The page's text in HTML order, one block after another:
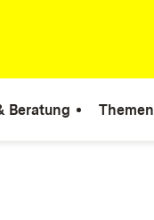
Beratung Themen